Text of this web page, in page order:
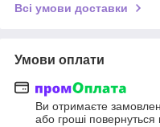
Всі умови доставки
Умови оплати
Ви отримаєте
або гроші повернуться